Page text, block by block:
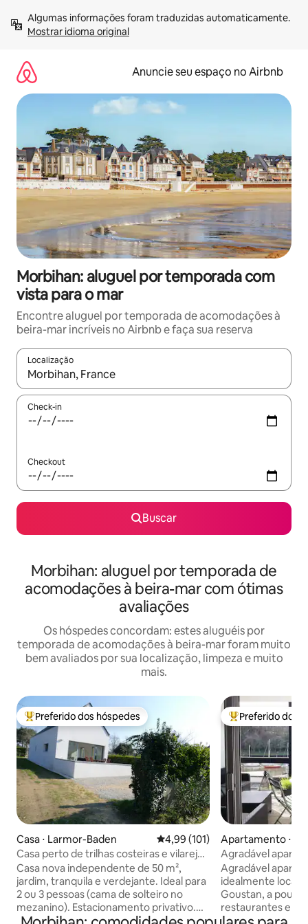
para
Mostrar idioma original
Anuncie seu espaço no Airbnb
Morbihan: aluguel por temporada com
vista para o mar
Encontre aluguel por temporada de acomodações à
beira-mar incríveis no Airbnb e faça sua reserva
Localização
Quando os resultados estiverem disponíveis, explore-os
Check-in
Checkout
Buscar
Morbihan: aluguel por temporada de
acomodações à beira-mar com ótimas
avaliações
Os hóspedes concordam: estes aluguéis por
temporada de acomodações à beira-mar foram muito
bem avaliados por sua localização, limpeza e muito
mais.
Entre os melhores preferidos dos hóspedes
Preferido dos hóspedes
Casa ⋅ Larmor-Baden 4,99 de uma avaliação média de
4,99 (101)
Casa perto de trilhas costeiras e vilarejo.
2/3 pessoas
Casa nova independente de 50 m²,
jardim, tranquila e verdejante. Ideal para
2 ou 3 pessoas (cama de solteiro no
mezanino). Estacionamento privativo.
Ampla sala de estar/cozinha bem
Entre os
Preferido dos
Apartamento ⋅
Agradável
porto de St
Agradável
idealmente
Goustan, a
restaurantes e a
cidade, em um